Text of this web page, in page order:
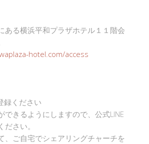
ある横浜平和プラザホテル１１階会
hotel.com/access
録ください
できるようにしますので、公式LINE
さい。
、ご自宅でシェアリングチャーチを